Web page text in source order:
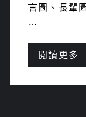
言圖、長輩
…
閱讀更多